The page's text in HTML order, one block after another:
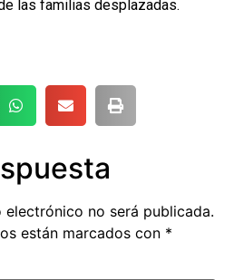
las familias desplazadas.
no será publicada.
están marcados con *